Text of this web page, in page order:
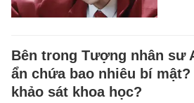
Bên trong Tượng nhân sư
ẩn chứa bao nhiêu bí
khảo sát khoa học?